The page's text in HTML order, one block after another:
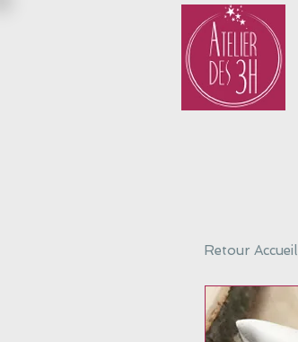
Retour Accueil